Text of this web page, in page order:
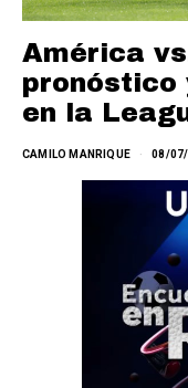
América
pronóstico
en la
CAMILO MANRIQUE 08/